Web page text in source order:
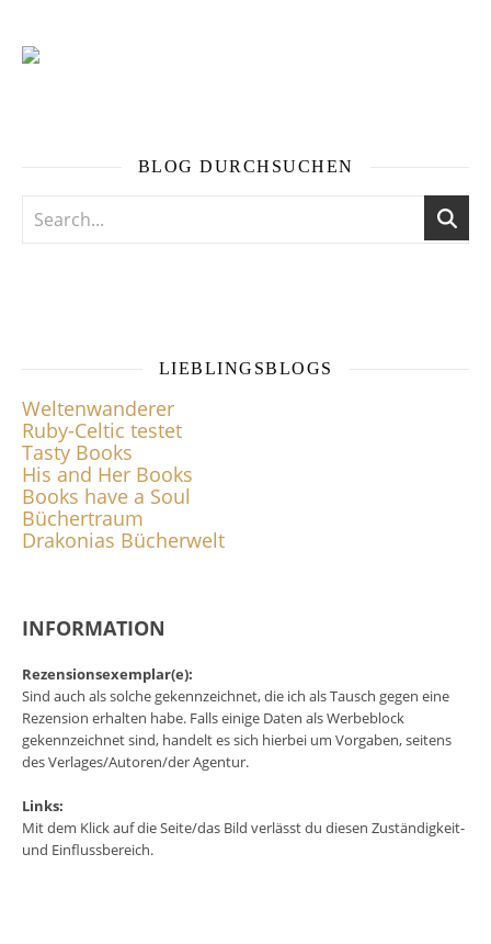
BLOG DURCHSUCHEN
LIEBLINGSBLOGS
Weltenwanderer
Ruby-Celtic testet
Tasty Books
His and Her Books
Books have a Soul
Büchertraum
Drakonias Bücherwelt
INFORMATION
Rezensionsexemplar(e):
Sind auch als solche gekennzeichnet, die ich als Tausch gegen eine
Rezension erhalten habe. Falls einige Daten als Werbeblock
gekennzeichnet sind, handelt es sich hierbei um Vorgaben, seitens
des Verlages/Autoren/der Agentur.
Links:
Mit dem Klick auf die Seite/das Bild verlässt du diesen Zuständigkeit-
und Einflussbereich.